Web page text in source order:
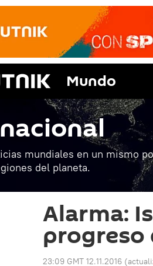
Mundo
mundiales en un mismo
del planeta.
Alarma:
progreso
23:09 GMT 12.11.2016